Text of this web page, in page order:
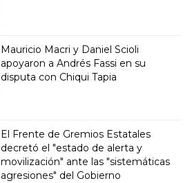
Mauricio Macri y Daniel Scioli
apoyaron a Andrés Fassi en su
disputa con Chiqui Tapia
El Frente de Gremios Estatales
decretó el "estado de alerta y
movilización" ante las "sistemáticas
agresiones" del Gobierno